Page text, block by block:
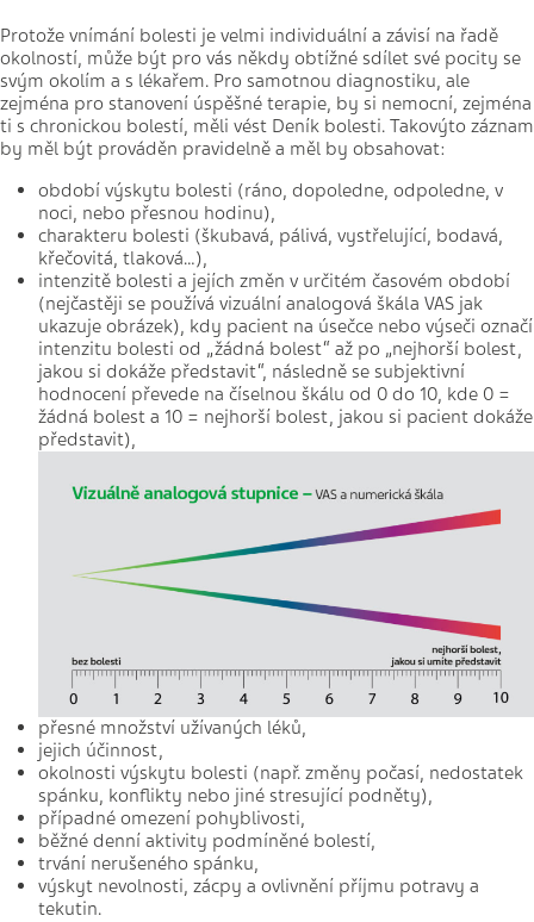
Protože vnímání bolesti je velmi individuální a závisí na řadě
okolností, může být pro vás někdy obtížné sdílet své pocity se
svým okolím a s lékařem. Pro samotnou diagnostiku, ale
zejména pro stanovení úspěšné terapie, by si nemocní, zejména
ti s chronickou bolestí, měli vést Deník bolesti. Takovýto záznam
by měl být prováděn pravidelně a měl by obsahovat:
období výskytu bolesti (ráno, dopoledne, odpoledne, v
noci, nebo přesnou hodinu),
charakteru bolesti (škubavá, pálivá, vystřelující, bodavá,
křečovitá, tlaková…),
intenzitě bolesti a jejích změn v určitém časovém období
(nejčastěji se používá vizuální analogová škála VAS jak
ukazuje obrázek), kdy pacient na úsečce nebo výseči označí
intenzitu bolesti od „žádná bolest“ až po „nejhorší bolest,
jakou si dokáže představit“, následně se subjektivní
hodnocení převede na číselnou škálu od 0 do 10, kde 0 =
žádná bolest a 10 = nejhorší bolest, jakou si pacient dokáže
představit),
přesné množství užívaných léků,
jejich účinnost,
okolnosti výskytu bolesti (např. změny počasí, nedostatek
spánku, konflikty nebo jiné stresující podněty),
případné omezení pohyblivosti,
běžné denní aktivity podmíněné bolestí,
trvání nerušeného spánku,
výskyt nevolnosti, zácpy a ovlivnění příjmu potravy a
tekutin.